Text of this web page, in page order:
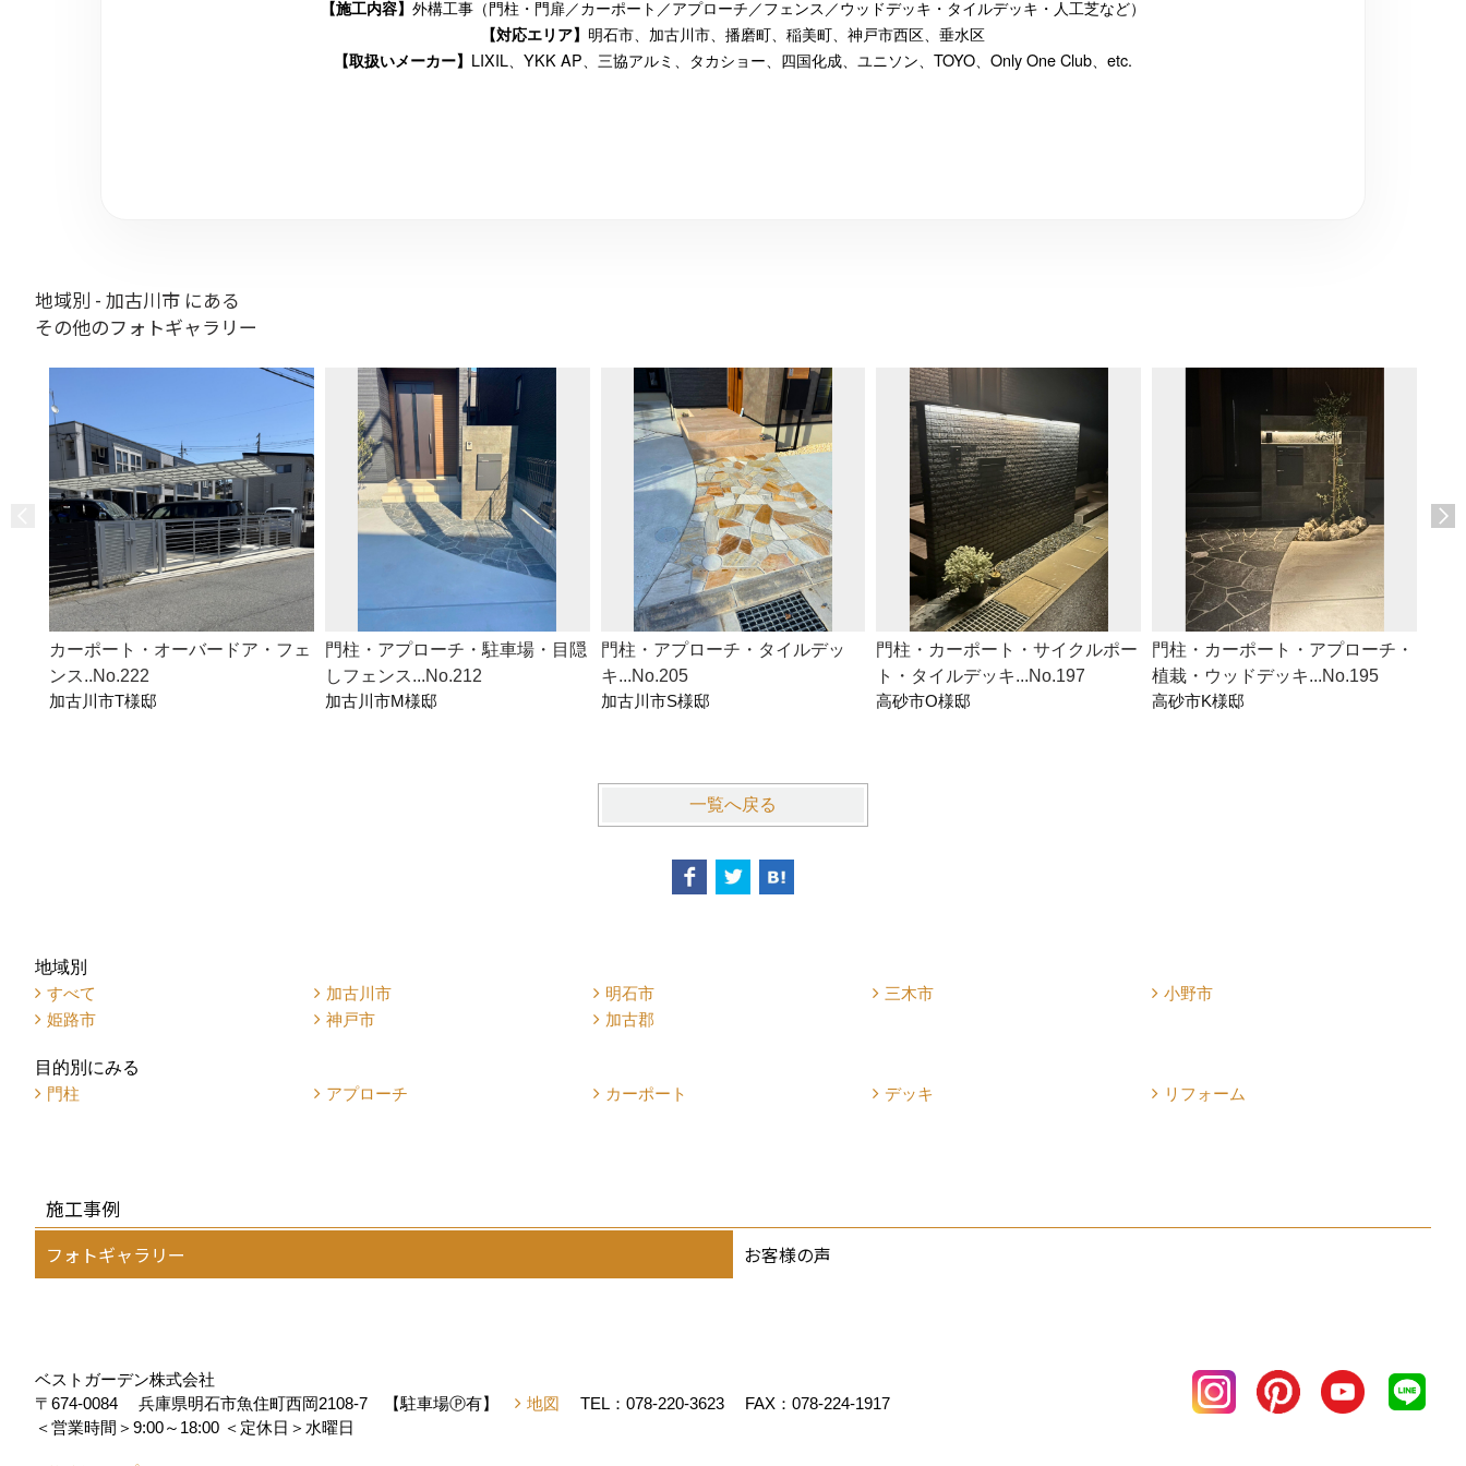
【施工内容】 外構工事（門柱・門扉／カーポート／アプローチ／フェンス／ウッドデッキ・タイルデッキ・人工芝など）
【対応エリア】 明石市、加古川市、播磨町、稲美町、神戸市西区、垂水区
【取扱いメーカー】 LIXIL、YKK AP、三協アルミ、タカショー、四国化成、ユニソン、TOYO、Only One Club、etc.
地域別 - 加古川市 にある
その他のフォトギャラリー
カーポート・オーバードア・フェ
ンス..No.222
加古川市T様邸
門柱・アプローチ・駐車場・目隠
しフェンス...No.212
加古川市M様邸
門柱・アプローチ・タイルデッ
キ...No.205
加古川市S様邸
門柱・カーポート・サイクルポー
ト・タイルデッキ...No.197
高砂市O様邸
門柱・カーポート・アプローチ・
植栽・ウッドデッキ...No.195
高砂市K様邸
一覧へ戻る
地域別
すべて
加古川市 明石市 三木市
小野市
姫路市
神戸市 加古郡
目的別にみる
門柱
アプローチ カーポート デッキ リフォーム
施工事例
フォトギャラリー お客様の声
ベストガーデン株式会社
〒674-0084
兵庫県明石市魚住町西岡2108-7 【駐車場Ⓟ有】 地図 TEL： 078-220-3623
FAX：078-224-1917
＜営業時間＞9:00～18:00 ＜定休日＞水曜日